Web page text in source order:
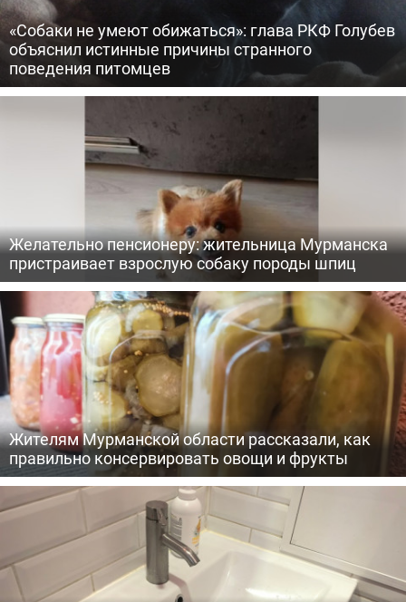
«Собаки не умеют обижаться»: глава РКФ Голубев
объяснил истинные причины странного
поведения питомцев
Желательно пенсионеру: жительница Мурманска
пристраивает взрослую собаку породы шпиц
Жителям Мурманской области рассказали, как
правильно консервировать овощи и фрукты